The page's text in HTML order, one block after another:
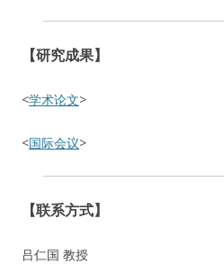
【研究成果】
<学术论文>
<国际会议>
【联系方式】
吕仁国 教授